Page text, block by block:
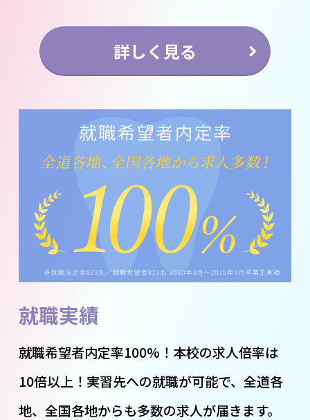
詳しく見る
就職実績
就職希望者内定率100%！本校の求人倍率は
10倍以上！実習先への就職が可能で、全道各
地、全国各地からも多数の求人が届きます。